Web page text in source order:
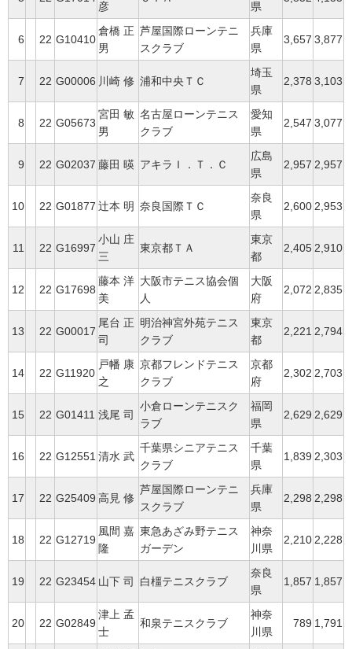
彦
県
6 22 G10410
倉橋 正
男
芦屋国際ローンテニ
スクラブ
兵庫
県
3,657 3,877
7 22 G00006 川崎 修 浦和中央ＴＣ
埼玉
県
2,378 3,103
8 22 G05673
宮田 敏
男
名古屋ローンテニス
クラブ
愛知
県
2,547 3,077
9 22 G02037 藤田 暎 アキラＩ．Ｔ．Ｃ
広島
県
2,957 2,957
10 22 G01877 辻本 明 奈良国際ＴＣ
奈良
県
2,6002,953
11 22 G16997
小山 庄
三
東京都ＴＡ
東京
都
2,4052,910
12 22 G17698
藤本 洋
美
大阪市テニス協会個
人
大阪
府
2,072 2,835
13 22 G00017
尾台 正
司
明治神宮外苑テニス
クラブ
東京
都
2,221 2,794
14 22 G11920
戸幡 康
之
京都フレンドテニス
クラブ
京都
府
2,302 2,703
15 22 G01411 浅尾 司
小倉ローンテニスク
ラブ
福岡
県
2,629 2,629
16 22 G12551 清水 武
千葉県シニアテニス
クラブ
千葉
県
1,839 2,303
17 22 G25409 高見 修
芦屋国際ローンテニ
スクラブ
兵庫
県
2,298 2,298
18 22 G12719
風間 嘉
隆
東急あざみ野テニス
ガーデン
神奈
川県
2,2102,228
19 22 G23454 山下 司 白橿テニスクラブ
奈良
県
1,857 1,857
20 22 G02849
津上 孟
士
和泉テニスクラブ
神奈
川県
789 1,791